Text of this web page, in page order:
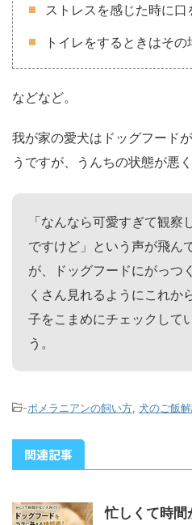
ストレスを感じた時に
トイレをするときはそ
などなど。
我が家の愛犬はドッグフード
うですが、うんちの状態が悪
「なんなら可愛すぎて観察
ですけど」という声が飛ん
が、ドッグフードにがっつ
くさん見れるようにこれか
子をこまめにチェックして
う。
-ポメラニアンの飼い方 犬のご飯解
関連記事
忙しくて時間